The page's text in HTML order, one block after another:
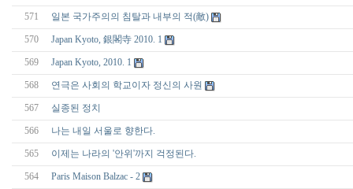
571 일본 국가주의의 침탈과 내부의 적(敵)
570 Japan Kyoto, 銀閣寺 2010. 1
569 Japan Kyoto, 2010. 1
568 연극은 사회의 학교이자 정신의 사원
567 실종된 정치
566 나는 내일 서울로 향한다.
565 이제는 나라의 '안위'까지 걱정된다.
564 Paris Maison Balzac - 2